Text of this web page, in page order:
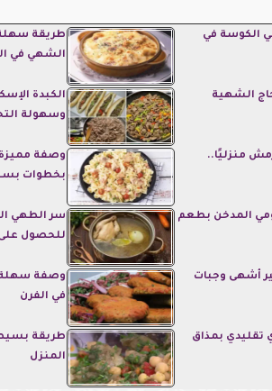
الكوسة في
طريقة
الشهي في
الشهية
الكبدة
وسهولة
منزليًا..
وصفة
بخطوات
المدخن بطعم
سر الطهي
للحصول
أشهى وجبات
وصفة سهلة
في الفرن
تقليدي بمذاق
طريقة
المنزل